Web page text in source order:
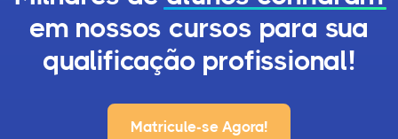
em nossos cursos para sua
qualificação profissional!
Matricule-se Agora!